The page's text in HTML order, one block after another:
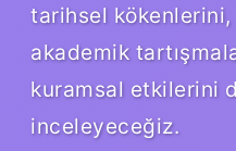
tarihsel
akademik
kuramsal etkilerini
inceleyeceğiz.